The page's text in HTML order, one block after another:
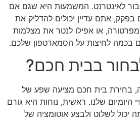
לאינטרנט. המשמעות היא שגם אם
אתם עדיין יכולים להדליק את
או אפילו לנטר את מצלמות
לחיצות על הסמארטפון שלכם.
בבית חכם?
בחירת בית חכם מציעה שפע של
היומיום שלנו. ראשית, נוחות היא גורם
לשלוט ולבצע אוטומציה של